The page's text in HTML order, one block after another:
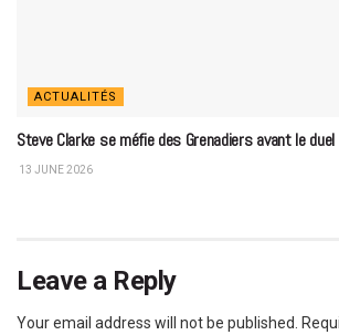
ACTUALITÉS
Steve Clarke se méfie des Grenadiers avant le
13 JUNE 2026
Leave a Reply
Your email address will not be published.